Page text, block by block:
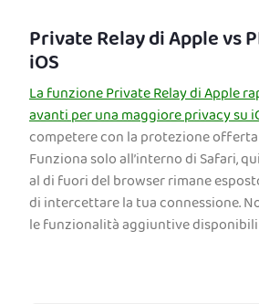
Private Relay di Apple vs
iOS
La funzione Private Relay di Apple
avanti per una maggiore privacy su
competere con la protezione offerta
Funziona solo all’interno di Safari,
al di fuori del browser rimane
di intercettare la tua connessione.
le funzionalità aggiuntive disponibili